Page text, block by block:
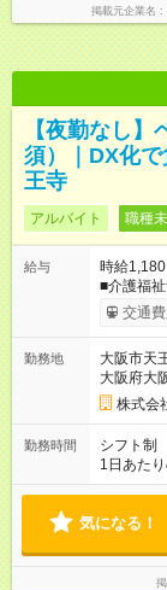
掲載元企業名
【夜勤なし
須）｜DX化
王寺
アルバイト 職種
給与
時給1,180
■介護福
1380円～
■ ●早朝
た場合は手当
用期間な
交通
勤務地
大阪市天
大阪府大
株式会
勤務時間
シフト制
1日あた
間～相談可！！ ※1日の実働時間が法定
気になる！